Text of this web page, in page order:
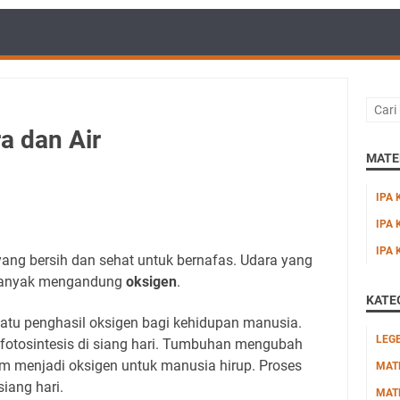
dan Air
bersih dan sehat untuk bernafas. Udara yang
mengandung oksigen.
penghasil oksigen bagi kehidupan manusia.
di siang hari. Tumbuhan mengubah
menjadi oksigen untuk manusia hirup. Proses
hari.
IPA
IPA
IPA